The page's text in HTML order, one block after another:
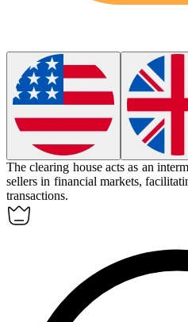
Theclearing house acts as an
sellers in financial markets,
transactions.